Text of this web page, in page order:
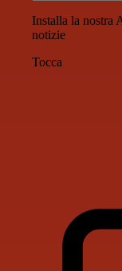
Installa la nostra
notizie
Tocca